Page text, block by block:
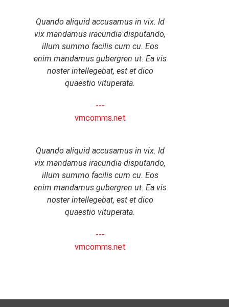
Quando aliquid accusamus in vix. Id
vix mandamus iracundia disputando,
illum summo facilis cum cu. Eos
enim mandamus gubergren ut. Ea vis
noster intellegebat, est et dico
quaestio vituperata.
---
vmcomms.net
Quando aliquid accusamus in vix. Id
vix mandamus iracundia disputando,
illum summo facilis cum cu. Eos
enim mandamus gubergren ut. Ea vis
noster intellegebat, est et dico
quaestio vituperata.
---
vmcomms.net